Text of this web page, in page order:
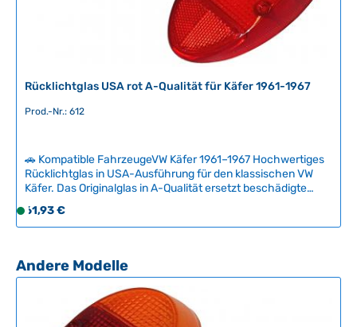
f
r
i
t
:
2
-
T
a
Rücklichtglas USA rot A-Qualität für Käfer 1961-1967
Prod.-Nr.: 612
🚗 Kompatible FahrzeugeVW Käfer 1961–1967 Hochwertiges
Rücklichtglas in USA-Ausführung für den klassischen VW
Käfer. Das Originalglas in A-Qualität ersetzt beschädigte
authentisch.Gesprungene oder trübe Gläser lassen sich
nicht reparieren – ein Austausch ist die einzige saubere
Ihres Fahrzeugs. Technische Daten
HerkunftslandDeutschland Original VW-Nummer111945241D
Regulärer Preis:
S
o
o
r
61,93 €
Produktgalerie überspringen
Andere Modelle